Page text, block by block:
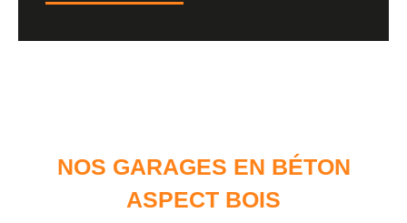
NOS GARAGES EN BÉTON
ASPECT BOIS